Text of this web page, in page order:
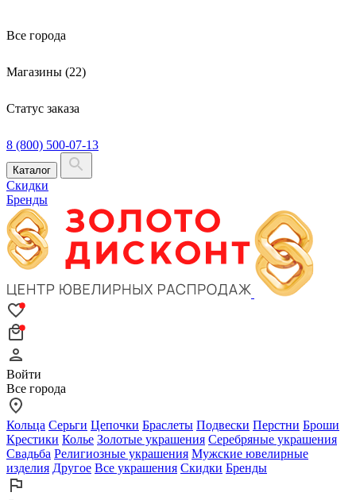
Все города
Магазины (22)
Статус заказа
8 (800) 500-07-13
Каталог
Скидки
Бренды
Войти
Все города
Кольца Серьги Цепочки Браслеты Подвески Перстни Броши
Крестики Колье Золотые украшения Серебряные украшения
Свадьба Религиозные украшения Мужские ювелирные
изделия Другое Все украшения Скидки Бренды